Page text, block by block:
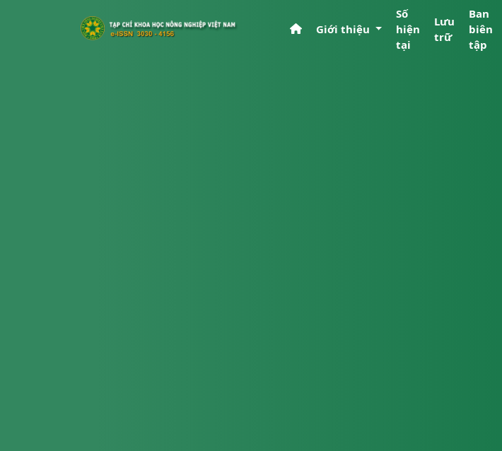
Giới thiệu
Số
hiện
tại
Lưu
trữ
Ban
biên
tập